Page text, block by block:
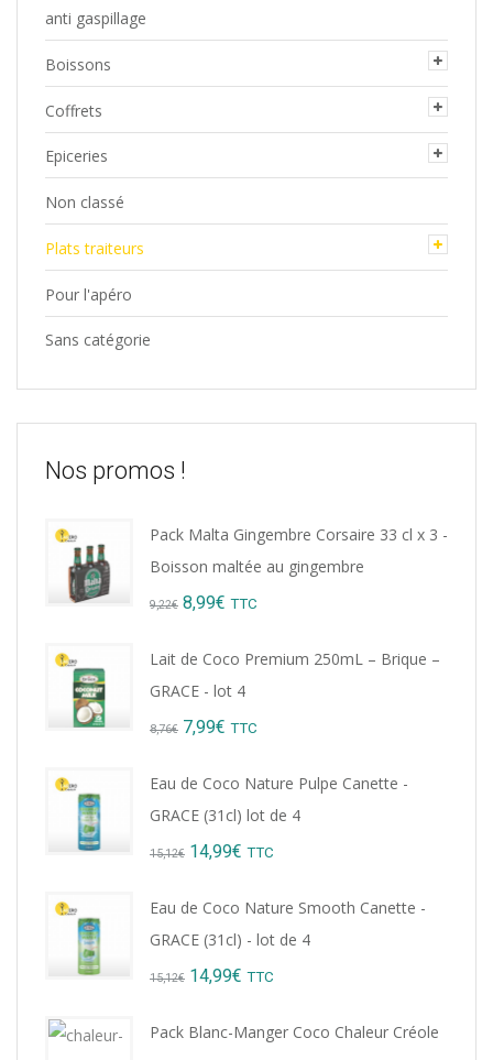
anti gaspillage
Boissons
Coffrets
Epiceries
Non classé
Plats traiteurs
Pour l'apéro
Sans catégorie
Nos promos !
Pack Malta Gingembre Corsaire 33 cl x 3 -
Boisson maltée au gingembre
9,22€ Original
8,99€ Current
TTC
Lait de Coco Premium 250mL – Brique –
GRACE - lot 4
8,76€ Original
7,99€ Current
TTC
Eau de Coco Nature Pulpe Canette -
GRACE (31cl) lot de 4
15,12€ Original
14,99€ Current
TTC
Eau de Coco Nature Smooth Canette -
GRACE (31cl) - lot de 4
15,12€ Original
14,99€ Current
TTC
Pack Blanc-Manger Coco Chaleur Créole